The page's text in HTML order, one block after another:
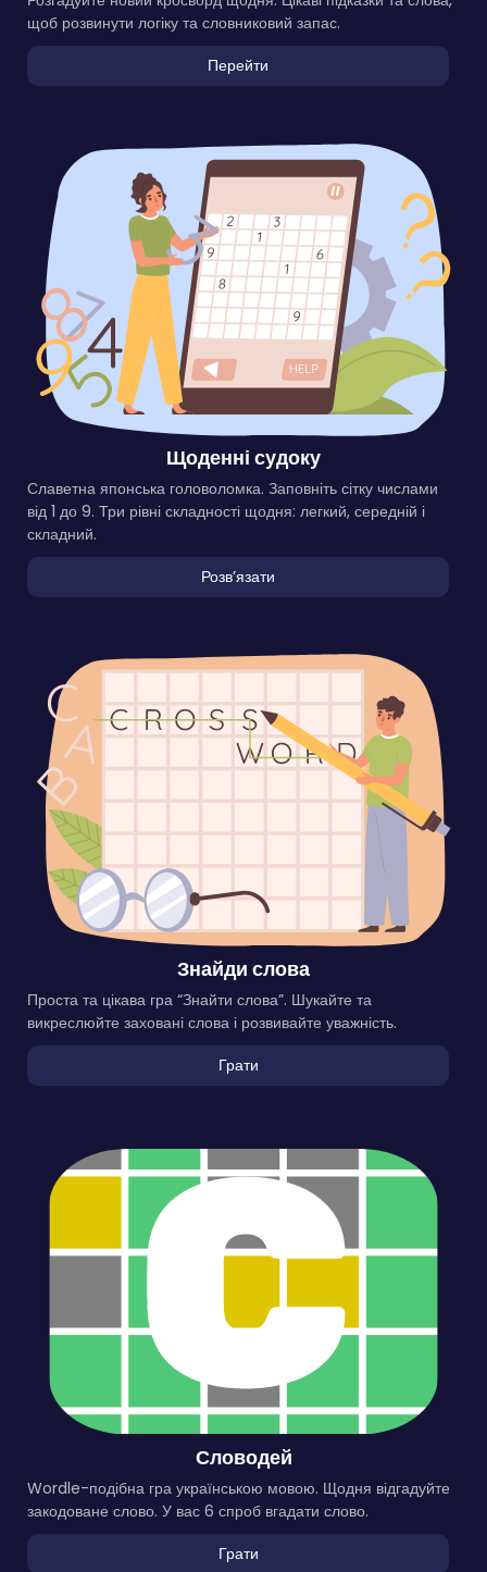
щоб розвинути логіку та словниковий запас.
Перейти
Щоденні судоку
Славетна японська головоломка. Заповніть сітку числами
від 1 до 9. Три рівні складності щодня: легкий, середній і
складний.
Розвʼязати
Знайди слова
Проста та цікава гра “Знайти слова”. Шукайте та
викреслюйте заховані слова і розвивайте уважність.
Грати
Словодей
Wordle-подібна гра українською мовою. Щодня відгадуйте
закодоване слово. У вас 6 спроб вгадати слово.
Грати